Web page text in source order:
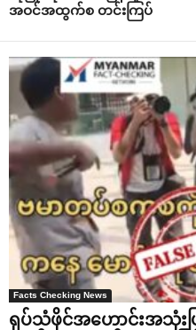
အဝင်အထွက်စ တင်းကြပ်
Facts Checking News
ရုပ်သံဖိုင်အဟောင်းအသုံးပ